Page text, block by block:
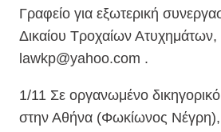
Γραφείο για εξωτερική
Δικαίου Τροχαίων
lawkp@yahoo.com .
1/11 Σε οργανωμένο
στην Αθήνα (Φωκίωνος Νέγρη),